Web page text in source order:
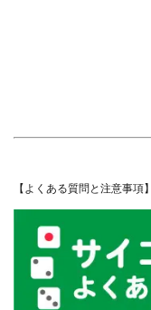
【よくある質問と注意事項】